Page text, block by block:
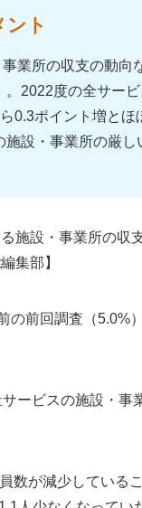
ト
業所の収支の動向
。2022度の全サー
0.3ポイント増とほ
設・事業所の厳
施設・事業所の収
集部】
の前回調査（5.0%
ービスの施設・事
数が減少している